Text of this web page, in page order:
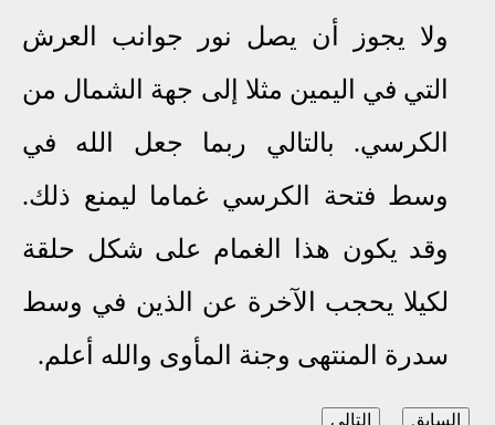
ولا يجوز
أن يصل نور جوانب العرش
التي في اليمين مثلا إلى جهة الشمال من
الكرسي.
بالتالي ربما جعل الله في
وسط فتحة الكرسي غماما ليمنع ذلك.
وقد يكون هذا الغمام على شكل حلقة
لكيلا يحجب الآخرة عن الذين في وسط
سدرة المنتهى وجنة المأوى والله أعلم.
السابق التالي